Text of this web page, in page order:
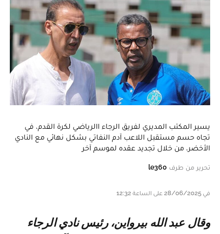
يسير المكتب المديري لفريق الرجاء االرياضي لكرة القدم، في
تجاه حسم مستقبل اللاعب آدم النفاتي بشكل نهائي مع النادي
الأخضر، من خلال تجديد عقده لموسم آخر
تحرير من طرف le360
في 28/06/2025 على الساعة 12:32
وقال عبد الله بيرواين، رئيس نادي الرجاء